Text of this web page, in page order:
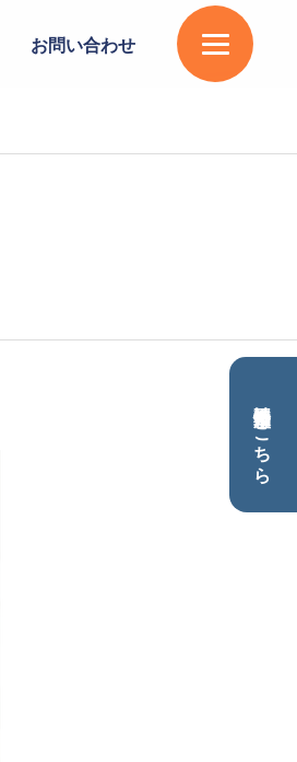
お問い合わせ
不動産情報は
こちら